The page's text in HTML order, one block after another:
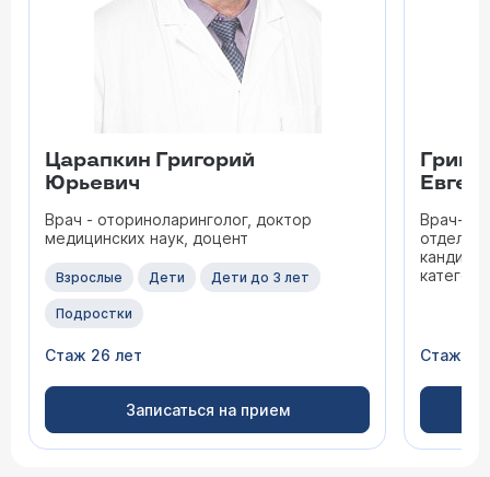
Царапкин Григорий
Юрьевич
Врач - оториноларинголог, доктор
медицинских наук, доцент
Взрослые Дети Дети до 3 лет
Подростки
Стаж 26 лет
Записаться на прием
Врач-
Стаж 32